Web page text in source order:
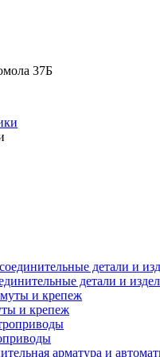
37Б
детали и
и крепеж